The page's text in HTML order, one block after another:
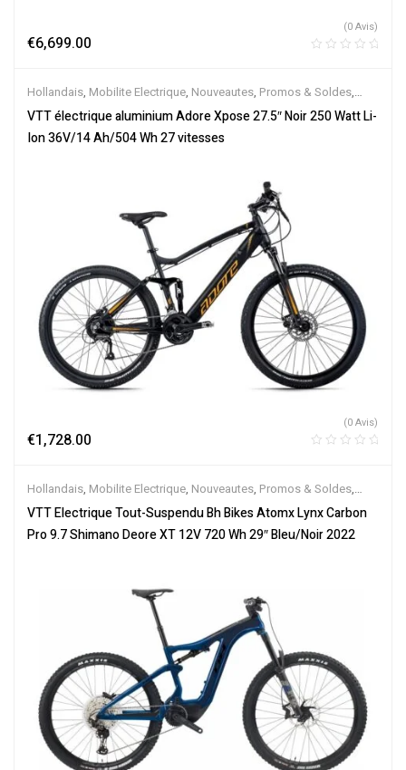
€6,699.00
(0 Avis)
Hollandais, Mobilite Electrique, Nouveautes, Promos & Soldes,
Tout-Suspendus,Vélo électrique ville,Velos Electriques,VTT
Électriques
VTT électrique aluminium Adore Xpose 27.5″ Noir 250 Watt Li-
Ion 36V/14 Ah/504 Wh 27 vitesses
€1,728.00
(0 Avis)
Hollandais, Mobilite Electrique, Nouveautes, Promos & Soldes,
Tout-Suspendus ,Vélo électrique ville,Velos Electriques,VTT
Électriques
VTT Electrique Tout-Suspendu Bh Bikes Atomx Lynx Carbon
Pro 9.7 Shimano Deore XT 12V 720 Wh 29″ Bleu/Noir 2022